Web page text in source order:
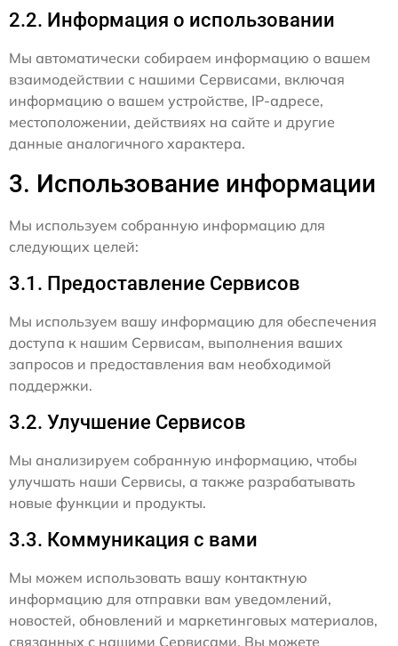
2.2. Информация о использовании
Мы автоматически собираем информацию о вашем
взаимодействии с нашими Сервисами, включая
информацию о вашем устройстве, IP-адресе,
местоположении, действиях на сайте и другие
данные аналогичного характера.
3. Использование информации
Мы используем собранную информацию для
следующих целей:
3.1. Предоставление Сервисов
Мы используем вашу информацию для обеспечения
доступа к нашим Сервисам, выполнения ваших
запросов и предоставления вам необходимой
поддержки.
3.2. Улучшение Сервисов
Мы анализируем собранную информацию, чтобы
улучшать наши Сервисы, а также разрабатывать
новые функции и продукты.
3.3. Коммуникация с вами
Мы можем использовать вашу контактную
информацию для отправки вам уведомлений,
новостей, обновлений и маркетинговых материалов,
связанных с нашими Сервисами. Вы можете